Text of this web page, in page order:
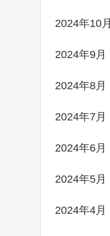
2024年10月
2024年9月
2024年8月
2024年7月
2024年6月
2024年5月
2024年4月